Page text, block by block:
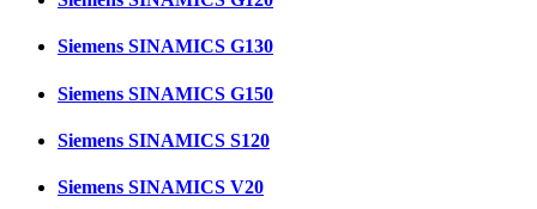
Siemens SINAMICS G130
Siemens SINAMICS G150
Siemens SINAMICS S120
Siemens SINAMICS V20